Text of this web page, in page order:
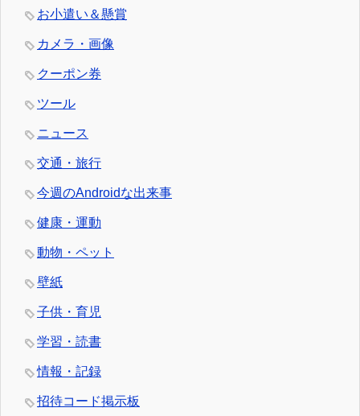
お小遣い＆懸賞
カメラ・画像
クーポン券
ツール
ニュース
交通・旅行
今週のAndroidな出来事
健康・運動
動物・ペット
壁紙
子供・育児
学習・読書
情報・記録
招待コード掲示板